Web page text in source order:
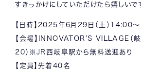
すきっかけにしていただけたら嬉しいで
【日時】2025年6月29日（土）14:00
【会場】INNOVATOR’S VILLAGE（
20）※JR西岐阜駅から無料送迎あり
【定員】先着40名